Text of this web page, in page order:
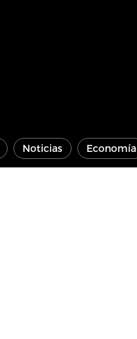
Noticias Economía